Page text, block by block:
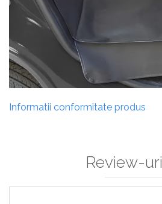
Informatii conformitate produs
Review-uri